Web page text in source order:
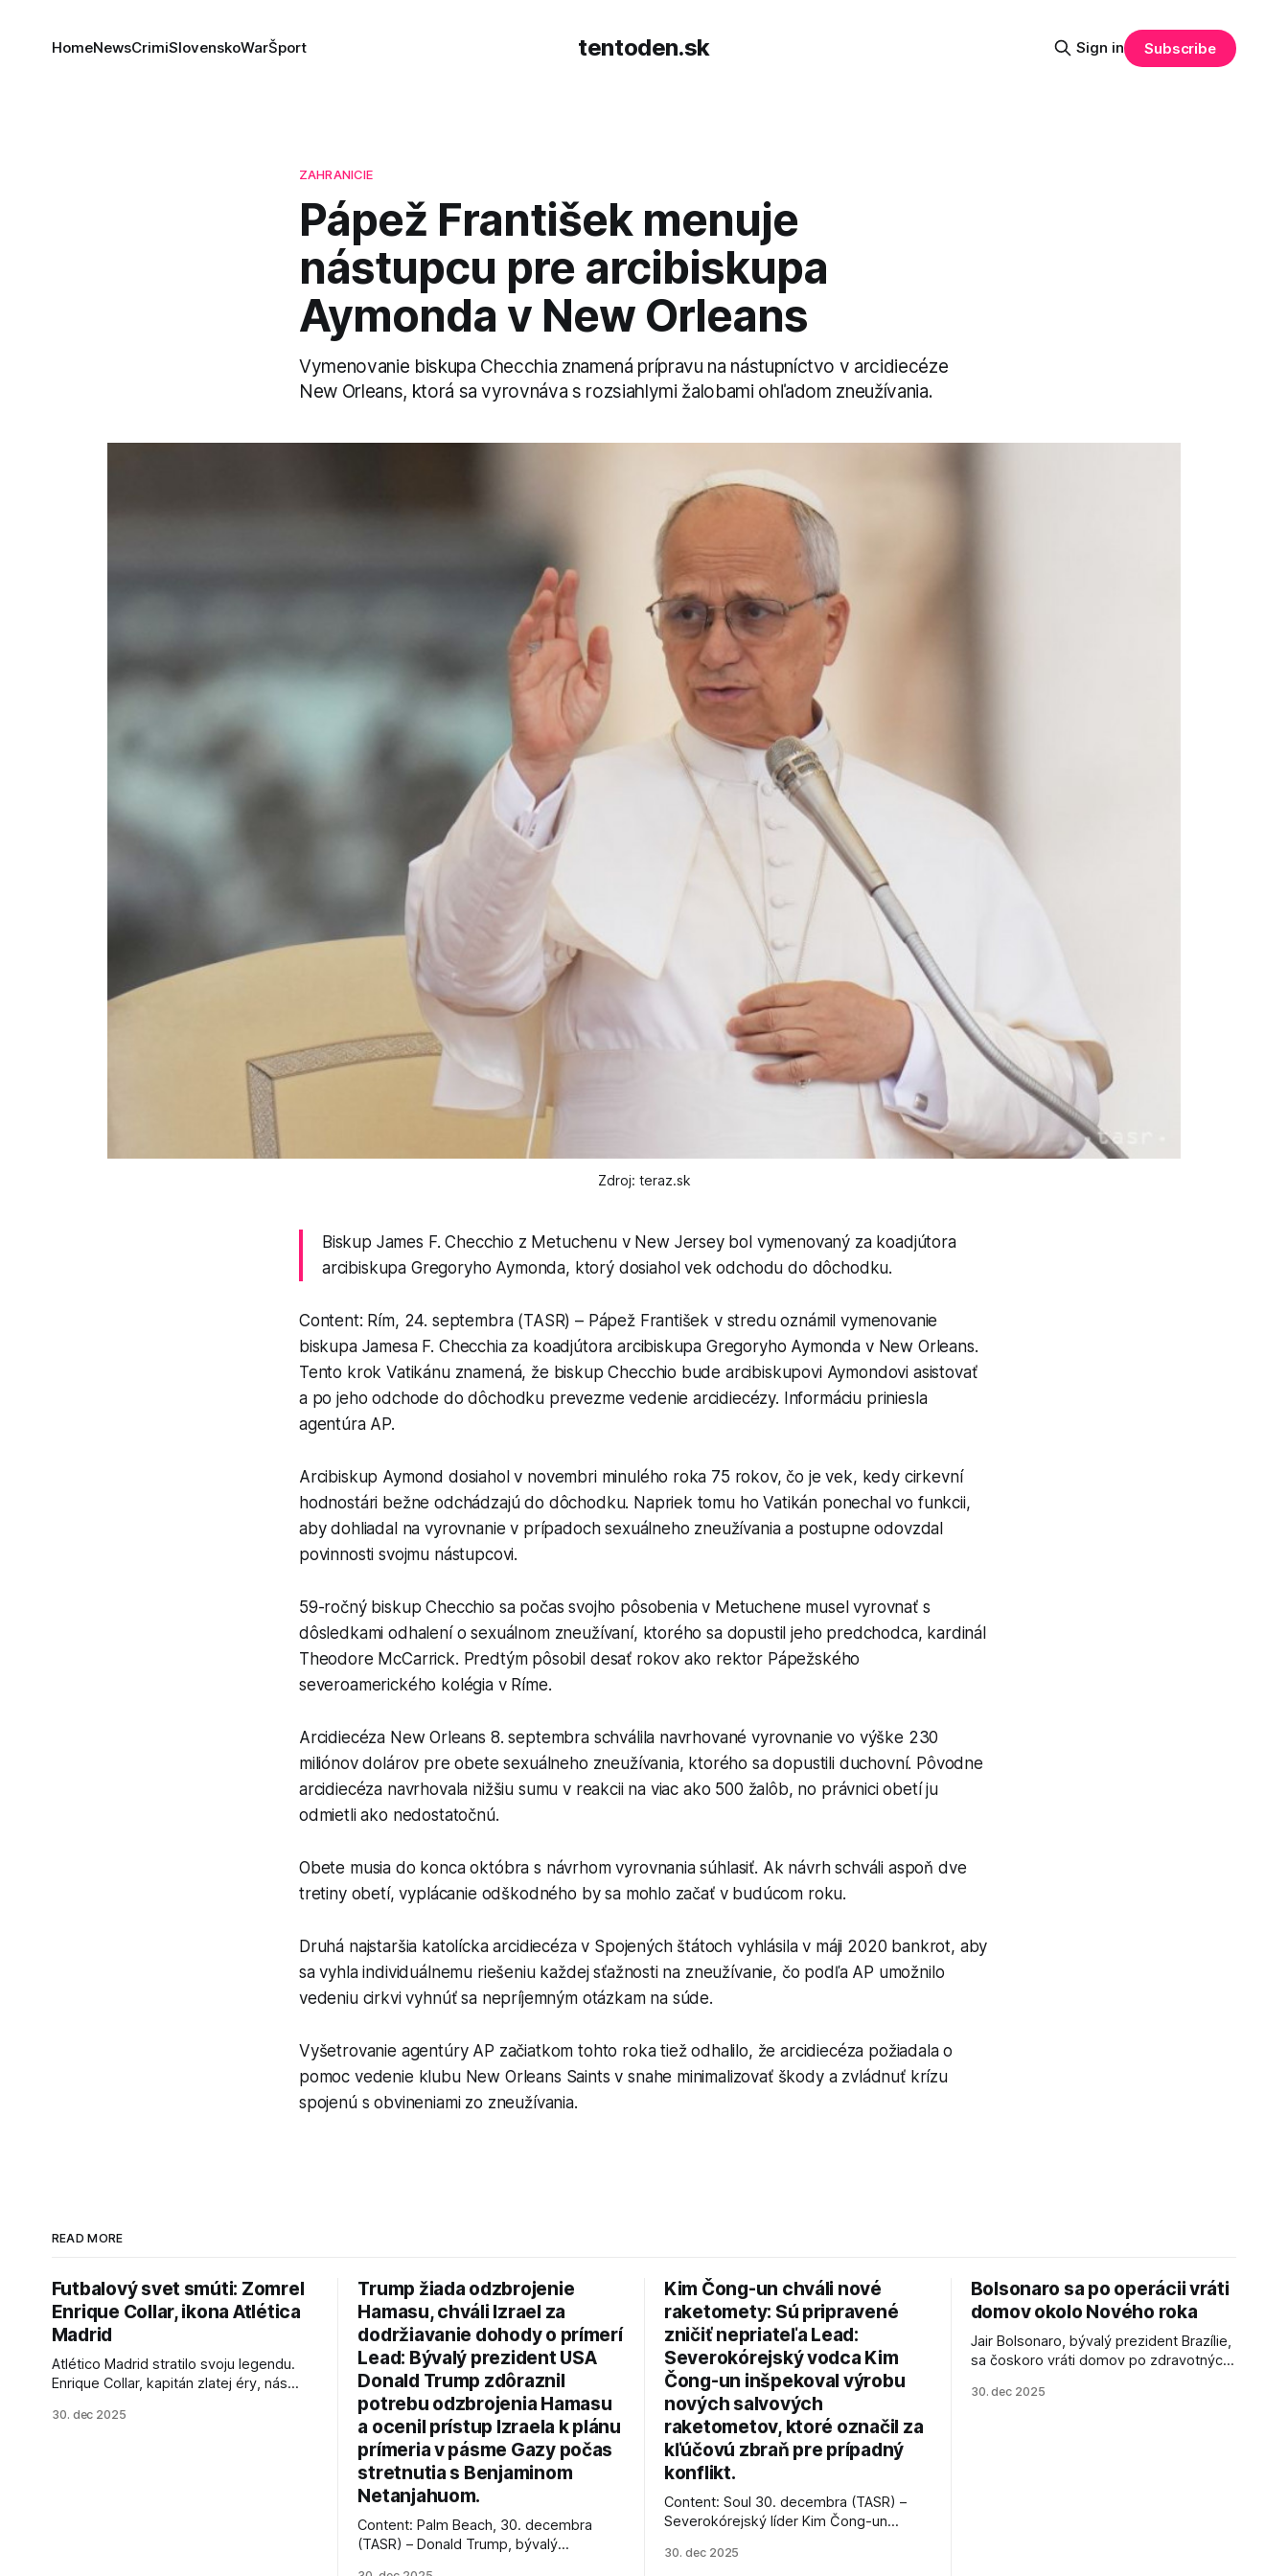
tentoden.sk
HomeNewsCrimiSlovenskoWarŠport Sign in Subscribe
ZAHRANICIE
Pápež František menuje
nástupcu pre arcibiskupa
Aymonda v New Orleans
Vymenovanie biskupa Checchia znamená prípravu na nástupníctvo v arcidiecéze
New Orleans, ktorá sa vyrovnáva s rozsiahlymi žalobami ohľadom zneužívania.
Zdroj: teraz.sk
Biskup James F. Checchio z Metuchenu v New Jersey bol vymenovaný za koadjútora
arcibiskupa Gregoryho Aymonda, ktorý dosiahol vek odchodu do dôchodku.
Content: Rím, 24. septembra (TASR) – Pápež František v stredu oznámil vymenovanie
biskupa Jamesa F. Checchia za koadjútora arcibiskupa Gregoryho Aymonda v New Orleans.
Tento krok Vatikánu znamená, že biskup Checchio bude arcibiskupovi Aymondovi asistovať
a po jeho odchode do dôchodku prevezme vedenie arcidiecézy. Informáciu priniesla
agentúra AP.
Arcibiskup Aymond dosiahol v novembri minulého roka 75 rokov, čo je vek, kedy cirkevní
hodnostári bežne odchádzajú do dôchodku. Napriek tomu ho Vatikán ponechal vo funkcii,
aby dohliadal na vyrovnanie v prípadoch sexuálneho zneužívania a postupne odovzdal
povinnosti svojmu nástupcovi.
59-ročný biskup Checchio sa počas svojho pôsobenia v Metuchene musel vyrovnať s
dôsledkami odhalení o sexuálnom zneužívaní, ktorého sa dopustil jeho predchodca, kardinál
Theodore McCarrick. Predtým pôsobil desať rokov ako rektor Pápežského
severoamerického kolégia v Ríme.
Arcidiecéza New Orleans 8. septembra schválila navrhované vyrovnanie vo výške 230
miliónov dolárov pre obete sexuálneho zneužívania, ktorého sa dopustili duchovní. Pôvodne
arcidiecéza navrhovala nižšiu sumu v reakcii na viac ako 500 žalôb, no právnici obetí ju
odmietli ako nedostatočnú.
Obete musia do konca októbra s návrhom vyrovnania súhlasiť. Ak návrh schváli aspoň dve
tretiny obetí, vyplácanie odškodného by sa mohlo začať v budúcom roku.
Druhá najstaršia katolícka arcidiecéza v Spojených štátoch vyhlásila v máji 2020 bankrot, aby
sa vyhla individuálnemu riešeniu každej sťažnosti na zneužívanie, čo podľa AP umožnilo
vedeniu cirkvi vyhnúť sa nepríjemným otázkam na súde.
Vyšetrovanie agentúry AP začiatkom tohto roka tiež odhalilo, že arcidiecéza požiadala o
pomoc vedenie klubu New Orleans Saints v snahe minimalizovať škody a zvládnuť krízu
spojenú s obvineniami zo zneužívania.
READ MORE
Futbalový svet smúti: Zomrel
Enrique Collar, ikona Atlética
Madrid
Atlético Madrid stratilo svoju legendu.
Enrique Collar, kapitán zlatej éry, nás
jeho úspechy a odkaz.
30. dec 2025
Trump žiada odzbrojenie
Hamasu, chváli Izrael za
dodržiavanie dohody o prímerí
Lead: Bývalý prezident USA
Donald Trump zdôraznil
potrebu odzbrojenia Hamasu
a ocenil prístup Izraela k plánu
prímeria v pásme Gazy počas
stretnutia s Benjaminom
Netanjahuom.
Content: Palm Beach, 30. decembra
(TASR) – Donald Trump, bývalý
Kim Čong-un chváli nové
raketomety: Sú pripravené
zničiť nepriateľa Lead:
Severokórejský vodca Kim
Čong-un inšpekoval výrobu
nových salvových
raketometov, ktoré označil za
kľúčovú zbraň pre prípadný
konflikt.
Content: Soul 30. decembra (TASR) –
Severokórejský líder Kim Čong-un
najnovšie salvové raketomety a nešetril
30. dec 2025
Bolsonaro sa po operácii vráti
domov okolo Nového roka
Jair Bolsonaro, bývalý prezident Brazílie,
sa čoskoro vráti domov po zdravotných
30. dec 2025